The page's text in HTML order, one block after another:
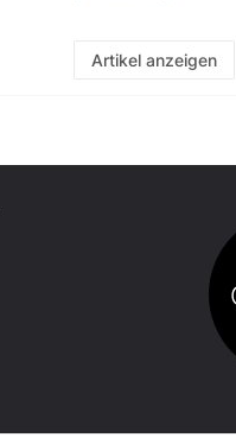
Artikel anzeigen